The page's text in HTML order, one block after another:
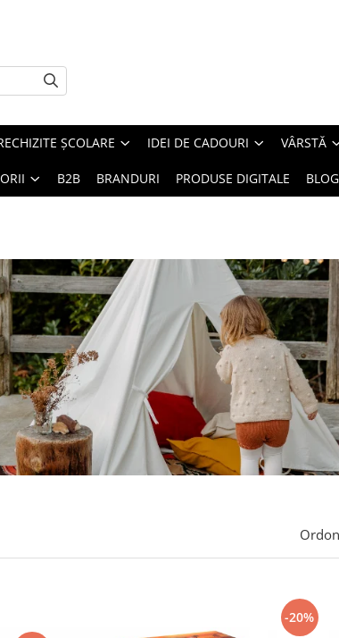
ȘCOLARE IDEI DE CADOURI VÂRSTĂ
B2B BRANDURI PRODUSE DIGITALE BLOG
-20%